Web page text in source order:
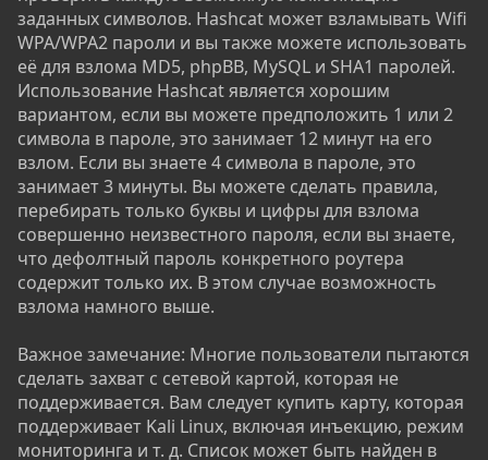
заданных символов. Hashcat может взламывать Wifi
WPA/WPA2 пароли и вы также можете использовать
её для взлома MD5, phpBB, MySQL и SHA1 паролей.
Использование Hashcat является хорошим
вариантом, если вы можете предположить 1 или 2
символа в пароле, это занимает 12 минут на его
взлом. Если вы знаете 4 символа в пароле, это
занимает 3 минуты. Вы можете сделать правила,
перебирать только буквы и цифры для взлома
совершенно неизвестного пароля, если вы знаете,
что дефолтный пароль конкретного роутера
содержит только их. В этом случае возможность
взлома намного выше.
Важное замечание: Многие пользователи пытаются
сделать захват с сетевой картой, которая не
поддерживается. Вам следует купить карту, которая
поддерживает Kali Linux, включая инъекцию, режим
мониторинга и т. д. Список может быть найден в